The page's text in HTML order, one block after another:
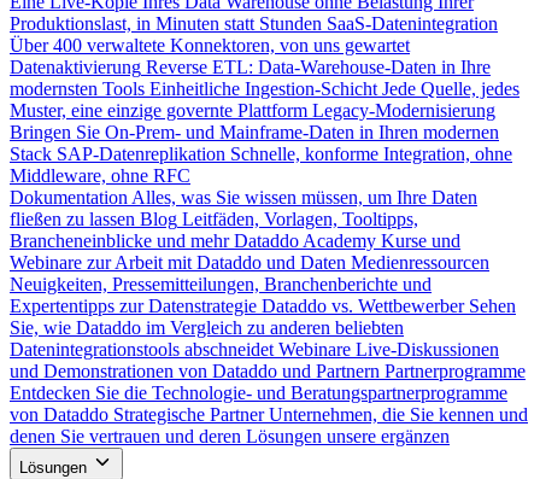
Produktionslast, in Minuten statt Stunden SaaS-Datenintegration
Über 400 verwaltete Konnektoren, von uns gewartet
Datenaktivierung Reverse ETL: Data-Warehouse-Daten in Ihre
modernsten Tools Einheitliche Ingestion-Schicht Jede Quelle, jedes
Muster, eine einzige governte Plattform Legacy-Modernisierung
Bringen Sie On-Prem- und Mainframe-Daten in Ihren modernen
Stack SAP-Datenreplikation Schnelle, konforme Integration, ohne
Middleware, ohne RFC
Dokumentation Alles, was Sie wissen müssen, um Ihre Daten
fließen zu lassen Blog Leitfäden, Vorlagen, Tooltipps,
Brancheneinblicke und mehr Dataddo Academy Kurse und
Webinare zur Arbeit mit Dataddo und Daten Medienressourcen
Neuigkeiten, Pressemitteilungen, Branchenberichte und
Expertentipps zur Datenstrategie Dataddo vs. Wettbewerber Sehen
Sie, wie Dataddo im Vergleich zu anderen beliebten
Datenintegrationstools abschneidet Webinare Live-Diskussionen
und Demonstrationen von Dataddo und Partnern Partnerprogramme
Entdecken Sie die Technologie- und Beratungspartnerprogramme
von Dataddo Strategische Partner Unternehmen, die Sie kennen und
denen Sie vertrauen und deren Lösungen unsere ergänzen
Lösungen